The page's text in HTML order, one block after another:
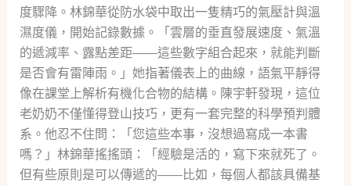
度驟降。林錦華從防水袋中取出一隻精巧的氣壓計與溫
濕度儀，開始記錄數據。「雲層的垂直發展速度、氣溫
的遞減率、露點差距——這些數字組合起來，就能判斷
是否會有雷陣雨。」她指著儀表上的曲線，語氣平靜得
像在課堂上解析有機化合物的結構。陳宇軒發現，這位
老奶奶不僅懂得登山技巧，更有一套完整的科學預判體
系。他忍不住問：「您這些本事，沒想過寫成一本書
嗎？」林錦華搖搖頭：「經驗是活的，寫下來就死了。
但有些原則是可以傳遞的——比如，每個人都該具備基